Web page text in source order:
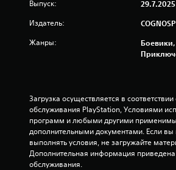
Выпуск: 29.7.2025
Издатель:
Жанры:
Загрузка осуществляется в
обслуживания PlayStation, Условиями
программ и любыми другими
дополнительными документами. Если вы
выполнять условия, не загружайте
Дополнительная информация
обслуживания.